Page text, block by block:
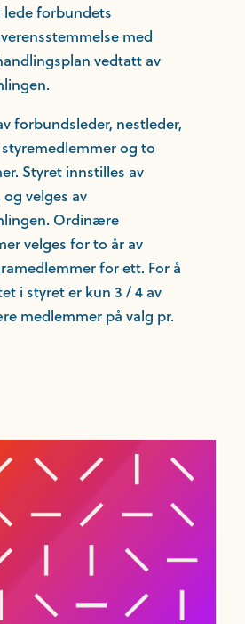
lede forbundets
med
vedtatt av
forbundsleder, nestleder,
og to
Styret innstilles av
velges av
Ordinære
velges for to år av
for ett. For å
i styret er kun 3 / 4 av
medlemmer på valg pr.